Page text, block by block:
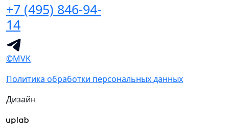
+7 (495) 846-94-
14
©MVK
Политика обработки персональных данных
Дизайн